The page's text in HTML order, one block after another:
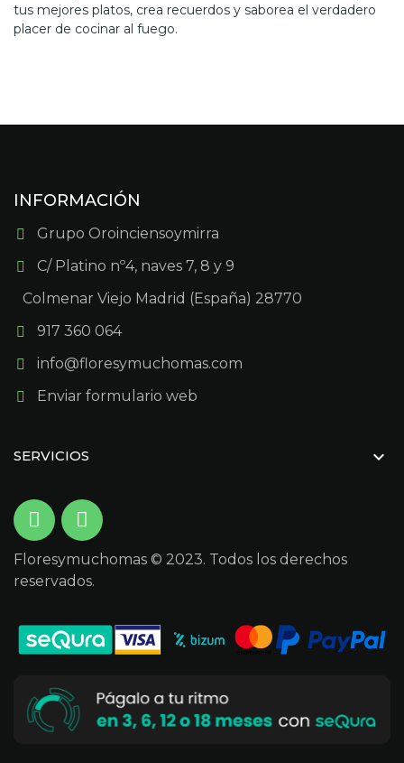
tus mejores platos, crea recuerdos y saborea el verdadero
placer de cocinar al fuego.
INFORMACIÓN
Grupo Oroinciensoymirra
C/ Platino nº4, naves 7, 8 y 9
Colmenar Viejo Madrid (España) 28770
917 360 064
info@floresymuchomas.com
Enviar formulario web
SERVICIOS 
Floresymuchomas © 2023. Todos los derechos
reservados.